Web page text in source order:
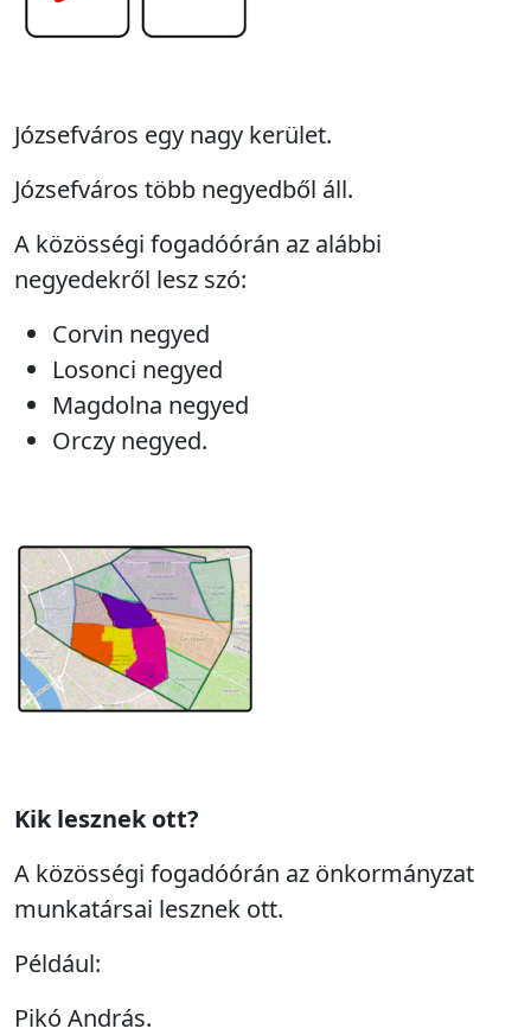
Józsefváros egy nagy kerület.
Józsefváros több negyedből áll.
A közösségi fogadóórán az alábbi
negyedekről lesz szó:
Corvin negyed
Losonci negyed
Magdolna negyed
Orczy negyed.
Kik lesznek ott?
A közösségi fogadóórán az önkormányzat
munkatársai lesznek ott.
Például:
Pikó András.